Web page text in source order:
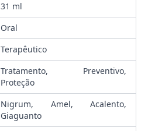
31 ml
Oral
Terapêutico
Tratamento, Preventivo,
Proteção
Nigrum, Amel, Acalento,
Giaguanto